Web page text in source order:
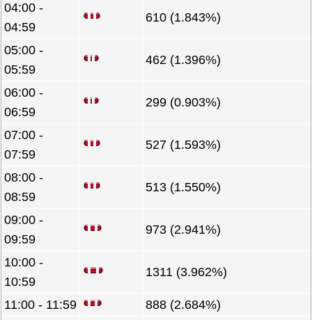
04:00 -
04:59
610 (1.843%)
05:00 -
05:59
462 (1.396%)
06:00 -
06:59
299 (0.903%)
07:00 -
07:59
527 (1.593%)
08:00 -
08:59
513 (1.550%)
09:00 -
09:59
973 (2.941%)
10:00 -
10:59
1311 (3.962%)
11:00 - 11:59
888 (2.684%)